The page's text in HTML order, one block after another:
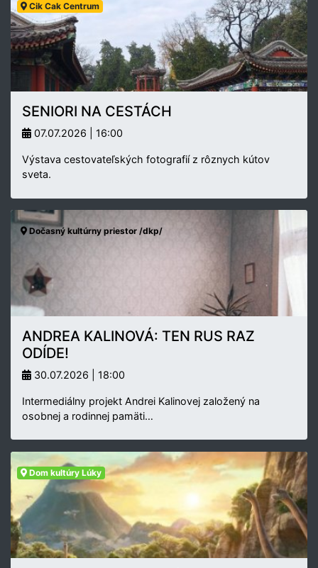
Cik Cak Centrum
SENIORI NA CESTÁCH
07.07.2026 | 16:00
Výstava cestovateľských fotografií z rôznych kútov
sveta.
Dočasný kultúrny priestor /dkp/
ANDREA KALINOVÁ: TEN RUS RAZ
ODÍDE!
30.07.2026 | 18:00
Intermediálny projekt Andrei Kalinovej založený na
osobnej a rodinnej pamäti…
Dom kultúry Lúky